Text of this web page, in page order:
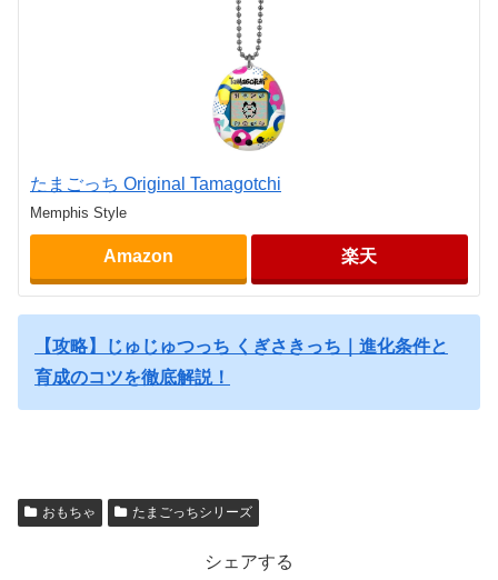
たまごっち Original Tamagotchi
Memphis Style
Amazon 楽天
【攻略】じゅじゅつっち くぎさきっち｜進化条件と
育成のコツを徹底解説！
おもちゃ たまごっちシリーズ
シェアする